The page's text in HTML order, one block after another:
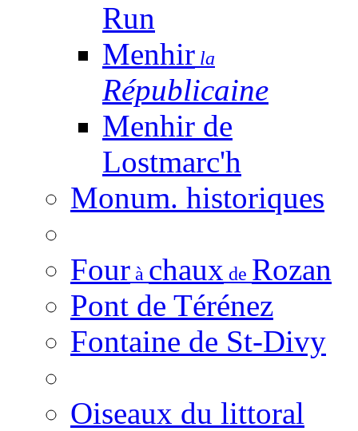
Run
Menhir la
Républicaine
Menhir de
Lostmarc'h
Monum. historiques
Four à chaux de Rozan
Pont de Térénez
Fontaine de St-Divy
Oiseaux du littoral